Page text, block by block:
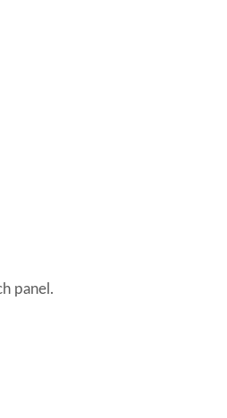
panel.